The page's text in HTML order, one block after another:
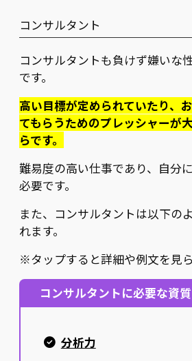
コンサルタント
コンサルタントも負けず嫌いな
です。
高い目標が定められていたり、
てもらうためのプレッシャーが
らです。
難易度の高い仕事であり、自分
必要です。
また、コンサルタントは以下の
れます。
※タップすると詳細や例文を見ら
コンサルタントに必要な資質
分析力